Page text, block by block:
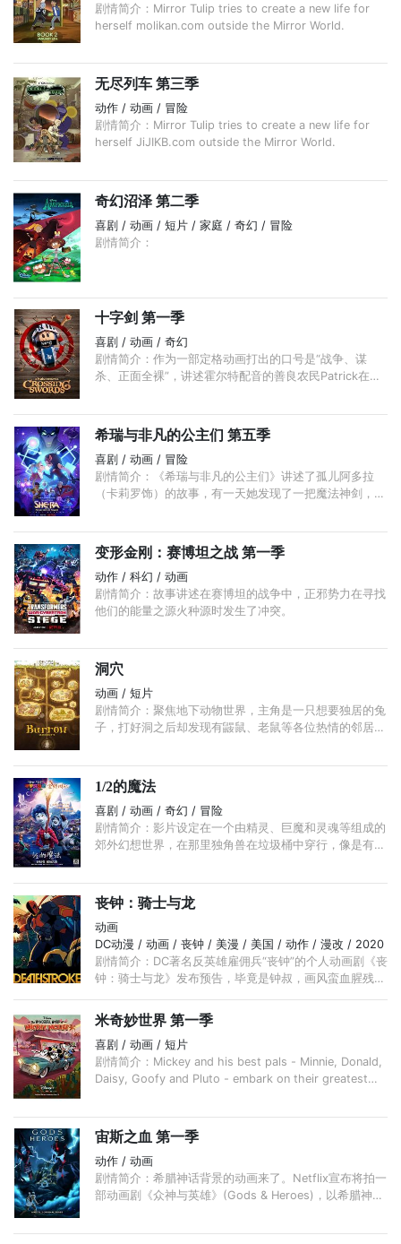
剧情简介：Mirror Tulip tries to create a new life for
herself molikan.com outside the Mirror World.
无尽列车 第三季
动作 / 动画 / 冒险
剧情简介：Mirror Tulip tries to create a new life for
herself JiJIKB.com outside the Mirror World.
奇幻沼泽 第二季
喜剧 / 动画 / 短片 / 家庭 / 奇幻 / 冒险
剧情简介：
十字剑 第一季
喜剧 / 动画 / 奇幻
剧情简介：作为一部定格动画打出的口号是“战争、谋
杀、正面全裸”，讲述霍尔特配音的善良农民Patrick在皇
希瑞与非凡的公主们 第五季
喜剧 / 动画 / 冒险
剧情简介：《希瑞与非凡的公主们》讲述了孤儿阿多拉
（卡莉罗饰）的故事，有一天她发现了一把魔法神剑，可
变形金刚：赛博坦之战 第一季
动作 / 科幻 / 动画
剧情简介：故事讲述在赛博坦的战争中，正邪势力在寻找
他们的能量之源火种源时发生了冲突。
洞穴
动画 / 短片
剧情简介：聚焦地下动物世界，主角是一只想要独居的兔
子，打好洞之后却发现有鼹鼠、老鼠等各位热情的邻居上
1/2的魔法
喜剧 / 动画 / 奇幻 / 冒险
剧情简介：影片设定在一个由精灵、巨魔和灵魂等组成的
郊外幻想世界，在那里独角兽在垃圾桶中穿行，像是有着
丧钟：骑士与龙
动画
DC动漫 / 动画 / 丧钟 / 美漫 / 美国 / 动作 / 漫改 / 2020
剧情简介：DC著名反英雄雇佣兵“丧钟”的个人动画剧《丧
钟：骑士与龙》发布预告，毕竟是钟叔，画风蛮血腥残
钟将对上HIVE。 ...
米奇妙世界 第一季
喜剧 / 动画 / 短片
剧情简介：Mickey and his best pals - Minnie, Donald,
Daisy, Goofy and Pluto - embark on their greatest
宙斯之血 第一季
动作 / 动画
剧情简介：希腊神话背景的动画来了。Netflix宣布将拍一
部动画剧《众神与英雄》(Gods & Heroes)，以希腊神话